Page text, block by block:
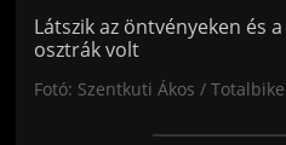
Látszik az öntvényeken és
osztrák volt
Fotó: Szentkuti Ákos / Totalbike